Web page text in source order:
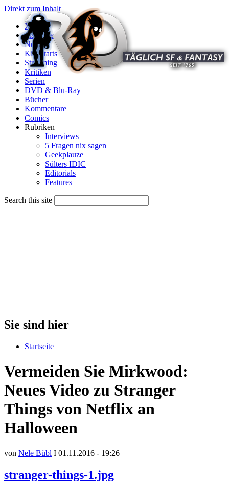
Direkt zum Inhalt
X
Startseite
News
Kinostarts
Streaming
Kritiken
Serien
DVD & Blu-Ray
Bücher
Kommentare
Comics
Rubriken
Interviews
5 Fragen nix sagen
Geekplauze
Sülters IDIC
Editorials
Features
Search this site
Sie sind hier
Startseite
Vermeiden Sie Mirkwood:
Neues Video zu Stranger
Things von Netflix an
Halloween
von Nele Bübl I 01.11.2016 - 19:26
stranger-things-1.jpg